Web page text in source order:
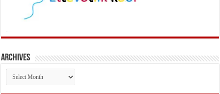
Archives
Archives